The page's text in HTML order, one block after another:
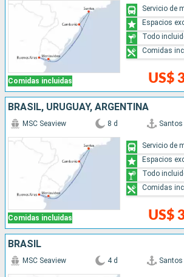
Comidas incluidas US$
Servicio de
Espacios
Todo
Comidas
BRASIL, URUGUAY, ARGENTINA
Comidas incluidas
MSC Seaview 8 d Santos
US$
Servicio de
Espacios
Todo
Comidas
BRASIL
MSC Seaview 4 d Santos